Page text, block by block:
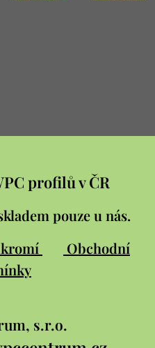
profilů v ČR
pouze u nás.
Obchodní
s.r.o.